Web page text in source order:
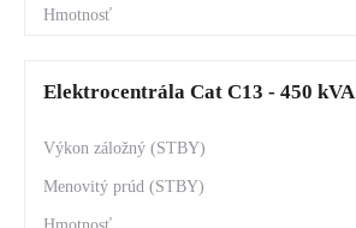
Elektrocentrála Cat C13 - 450 kVA